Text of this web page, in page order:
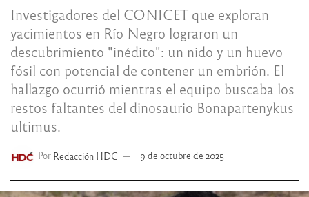
Investigadores del CONICET que exploran
yacimientos en Río Negro lograron un
descubrimiento "inédito": un nido y un huevo
fósil con potencial de contener un embrión. El
hallazgo ocurrió mientras el equipo buscaba los
restos faltantes del dinosaurio Bonapartenykus
ultimus.
Por Redacción HDC 9 de octubre de 2025